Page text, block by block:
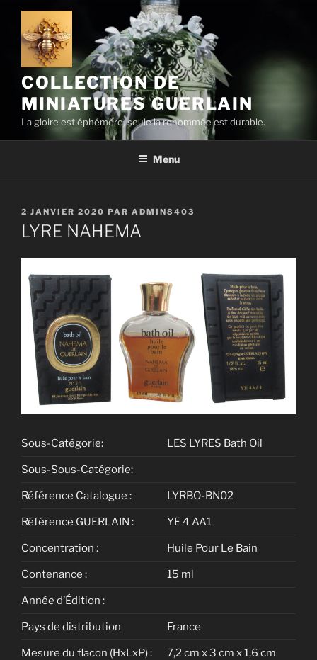
Aller
contenu
principal
COLLECTION DE
MINIATURES GUERLAIN
La gloire est éphémère, seule la renommée est durable.
Menu
PUBLIÉ
LE
2 JANVIER 2020 PAR ADMIN8403
LYRE NAHEMA
Sous-Catégorie: LES LYRES Bath Oil
Sous-Sous-Catégorie:
Référence Catalogue : LYRBO-BN02
Référence GUERLAIN : YE 4 AA1
Concentration : Huile Pour Le Bain
Contenance : 15 ml
Année d’Édition :
Pays de distribution France
Mesure du flacon (HxLxP) : 7,2 cm x 3 cm x 1,6 cm